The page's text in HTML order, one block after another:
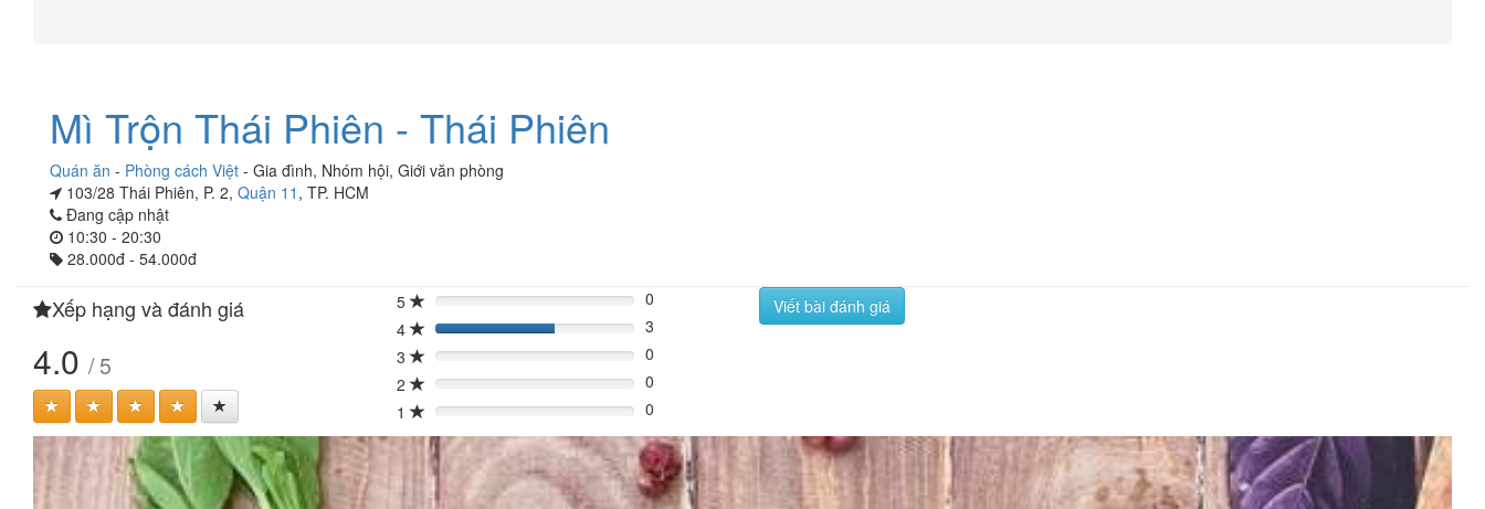
Mì Trộn Thái Phiên - Thái Phiên
Quán ăn - Phòng cách Việt - Gia đình, Nhóm hội, Giới văn phòng
103/28 Thái Phiên, P. 2, Quận 11 , TP. HCM
Đang cập nhật
10:30 - 20:30
28.000đ - 54.000đ
Xếp hạng và đánh giá
4.0 / 5
5 0%
0
4
60%
3
3
0%
0
2
0%
0
1
0% 0
Viết bài đánh giá